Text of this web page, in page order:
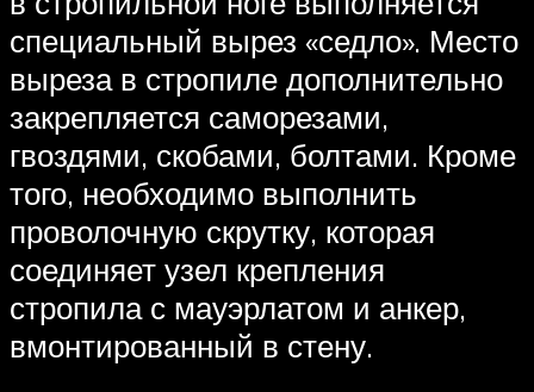
специальный вырез «седло». Место
выреза в стропиле дополнительно
закрепляется саморезами,
гвоздями, скобами, болтами. Кроме
того, необходимо выполнить
проволочную скрутку, которая
соединяет узел крепления
стропила с мауэрлатом и анкер,
вмонтированный в стену.